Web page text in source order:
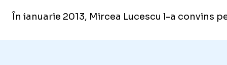
În ianuarie 2013, Mircea Lucescu l-a convins